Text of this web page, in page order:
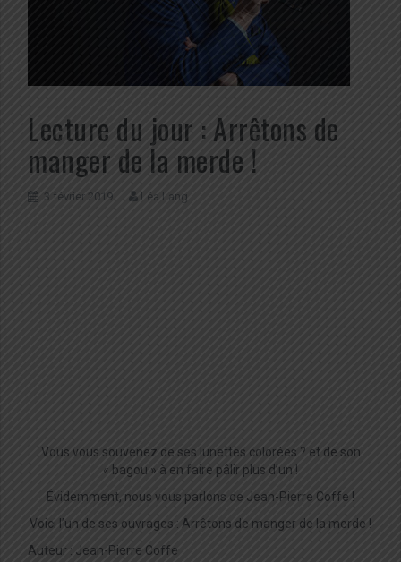
Lecture du jour : Arrêtons de
manger de la merde !
3 février 2019 Léa Lang
Vous vous souvenez de ses lunettes colorées ? et de son
« bagou » à en faire pâlir plus d’un !
Évidemment, nous vous parlons de Jean-Pierre Coffe !
Voici l’un de ses ouvrages : Arrêtons de manger de la merde !
Auteur : Jean-Pierre Coffe